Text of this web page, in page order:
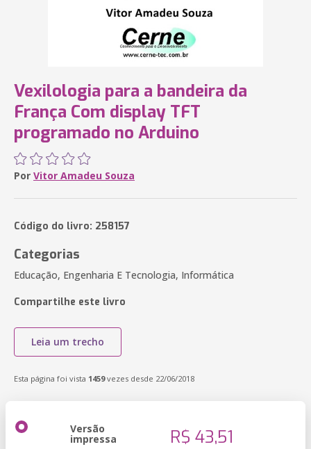
Vexilologia para a bandeira da
França Com display TFT
programado no Arduino
Por Vitor Amadeu Souza
Código do livro: 258157
Categorias
Educação, Engenharia E Tecnologia, Informática
Compartilhe este livro
Leia um trecho
Esta página foi vista 1459vezes desde 22/06/2018
Versão
impressa R$ 43,51